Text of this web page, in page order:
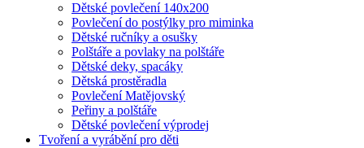
Dětské povlečení 140x200
Povlečení do postýlky pro miminka
Dětské ručníky a osušky
Polštáře a povlaky na polštáře
Dětské deky, spacáky
Dětská prostěradla
Povlečení Matějovský
Peřiny a polštáře
Dětské povlečení výprodej
Tvoření a vyrábění pro děti